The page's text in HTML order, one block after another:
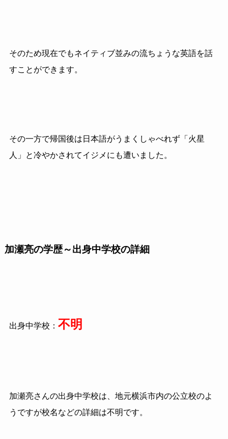
そのため現在でもネイティブ並みの流ちょうな英語を話
すことができます。
その一方で帰国後は日本語がうまくしゃべれず「火星
人」と冷やかされてイジメにも遭いました。
加瀬亮の学歴～出身中学校の詳細
出身中学校： 不明
加瀬亮さんの出身中学校は、地元横浜市内の公立校のよ
うですが校名などの詳細は不明です。